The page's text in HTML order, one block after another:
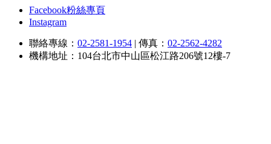
Facebook粉絲專頁
Instagram
聯絡專線： 02-2581-1954 | 傳真： 02-2562-4282
機構地址：104台北市中山區松江路206號12樓-7